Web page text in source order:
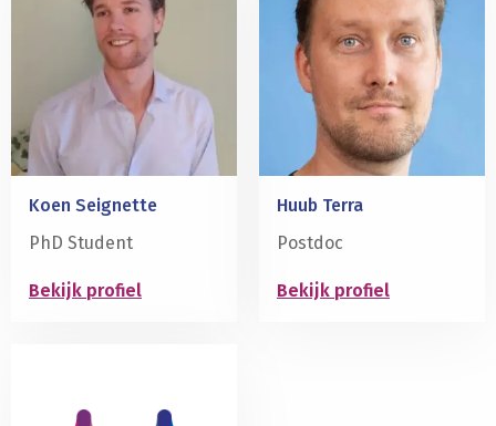
Koen Seignette
PhD Student
Bekijk profiel
Huub Terra
Postdoc
Bekijk profiel